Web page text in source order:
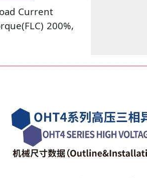
Current
200%,